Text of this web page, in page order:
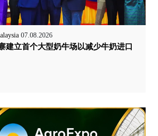
07.08.2026
建立首个大型奶牛场以减少牛奶进口